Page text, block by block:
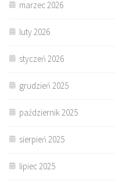
marzec 2026
luty 2026
styczeń 2026
grudzień 2025
październik 2025
sierpień 2025
lipiec 2025